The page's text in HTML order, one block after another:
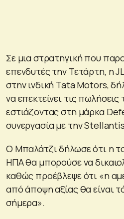
Σε μια στρατηγική που
επενδυτές την Τετάρτη, η
στην ινδική Tata Motors,
να επεκτείνει τις
εστιάζοντας στη μάρκα
συνεργασία με την
Ο Μπαλάτζι δήλωσε ότι η
ΗΠΑ θα μπορούσε να
καθώς προέβλεψε ότι «η
από άποψη αξίας θα είναι
σήμερα».